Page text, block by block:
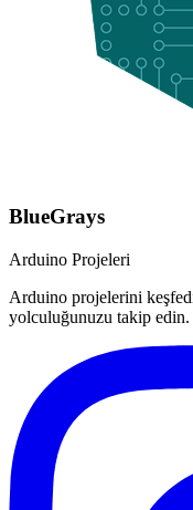
BlueGrays
Arduino Projeleri
Arduino projelerini
yolculuğunuzu takip edin.